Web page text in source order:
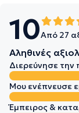
10Από 27
Αληθινές
Διερεύνησε
Μου ενέπνευσε
Έμπειρος &